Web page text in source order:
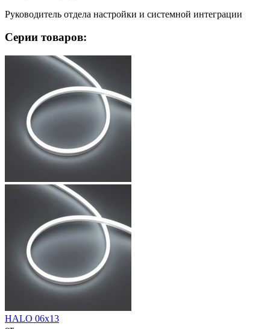
Руководитель отдела настройки и системной интеграции
Серии товаров:
HALO 06x13